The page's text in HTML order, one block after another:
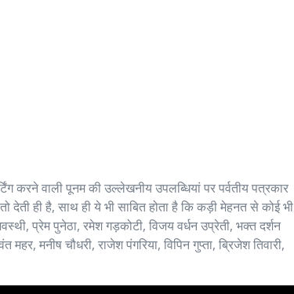
करने वाली पूनम की उल्लेखनीय उपलब्धियां पर पर्वतीय पत्रकार
ही है, साथ ही ये भी साबित होता है कि कड़ी मेहनत से कोई भी
प्रेम पुनेठा, रमेश गड़कोटी, विजय वर्धन उप्रेती, भक्त दर्शन
मनीष चौधरी, राजेश पंगरिया, विपिन गुप्ता, ब्रिजेश तिवारी,